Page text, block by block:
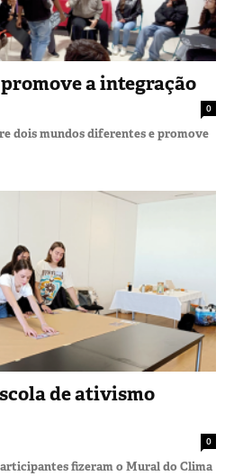
a integração
0
dois mundos diferentes e promove
de ativismo
0
fizeram o Mural do Clima